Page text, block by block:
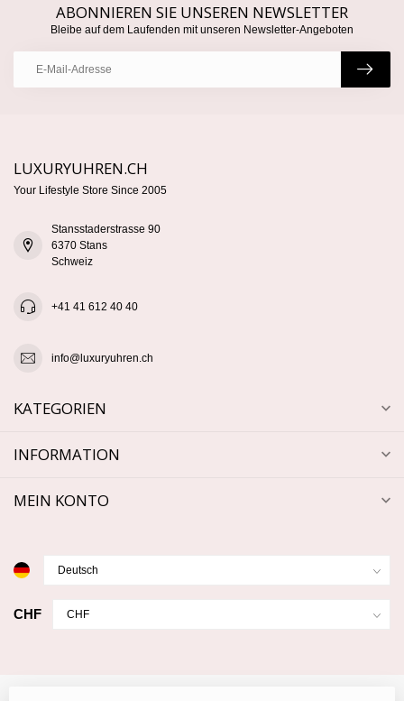
ABONNIEREN SIE UNSEREN NEWSLETTER
Bleibe auf dem Laufenden mit unseren Newsletter-Angeboten
LUXURYUHREN.CH
Your Lifestyle Store Since 2005
Stansstaderstrasse 90
6370 Stans
Schweiz
+41 41 612 40 40
info@luxuryuhren.ch
KATEGORIEN
INFORMATION
MEIN KONTO
CHF